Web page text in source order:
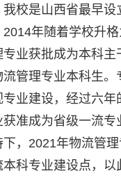
我校是山西省最早设
年随着学校升
业获批成为本科主
管理专业本科生。
专业建设，经过六年
准成为省级一流专
，2021年物流管
科专业建设点，以